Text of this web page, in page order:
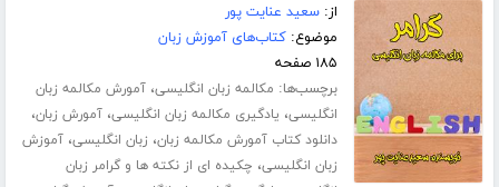
از:سعید عنایت پور
موضوع:کتاب‌های آموزش زبان
۱۸۵ صفحه
برچسب‌ها: مکالمه زبان انگلیسی،آمورش مکالمه زبان
انگلیسی، یادگیری مکالمه زبان انگلیسی،آمورش زبان،
دانلود کتاب آمورش مکالمه زبان، زبان انگلیسی،آموزش
زبان انگلیسی، چکیده ای از نکته ها و گرامر زبان